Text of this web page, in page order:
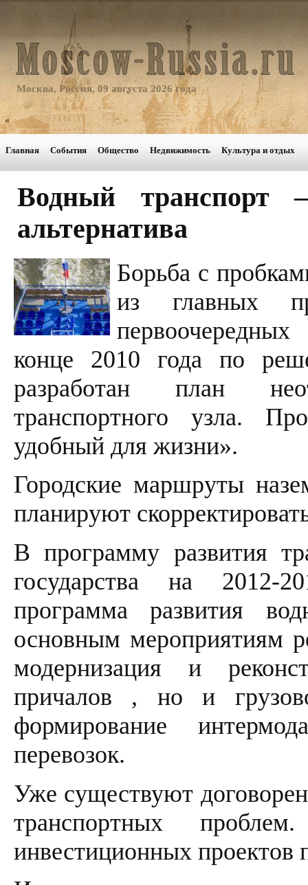
Москва, Россия, 09 августа 2026 года
Главная События Общество Недвижимость Культура и отдых
Водный транспорт
альтернатива
Борьба с
из главных
конце 2010 года по
разработан план
транспортного узла.
удобный для жизни».
Городские маршруты
планируют
В программу развития
государства на 2012-
программа развития
основным мероприятиям
модернизация и
причалов , но и
формирование
перевозок.
Уже существуют
транспортных
инвестиционных проектов